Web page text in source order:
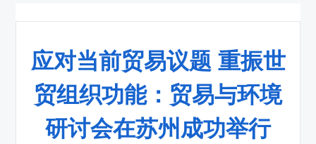
应对当前贸易议题 重振世
贸组织功能：贸易与环境
研讨会在苏州成功举行